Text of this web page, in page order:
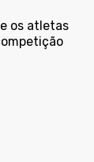
os atletas